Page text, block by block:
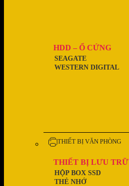
HDD – Ổ CỨNG
WESTERN DIGITAL
SEAGATE
THIẾT BỊ VĂN PHÒNG
THIẾT BỊ LƯU TRỮ
THẺ NHỚ
HỘP BOX SSD